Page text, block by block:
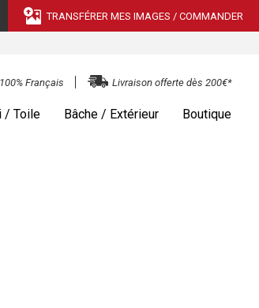
TRANSFÉRER MES IMAGES / COMMANDER
Français Livraison offerte dès 200€*
/ Toile Bâche / Extérieur Boutique